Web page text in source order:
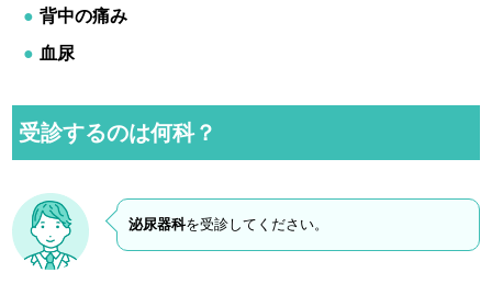
背中の痛み
血尿
受診するのは何科？
泌尿器科を受診してください。